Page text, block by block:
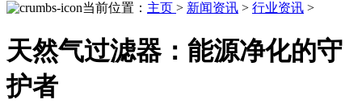
当前位置： 主页 > 新闻资讯 > 行业资讯 >
天然气过滤器：能源净化的守
护者